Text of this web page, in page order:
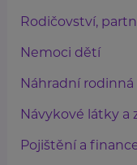
Rodičovství,
Nemoci dětí
Náhradní rodinná
Návykové látky a
Pojištění a